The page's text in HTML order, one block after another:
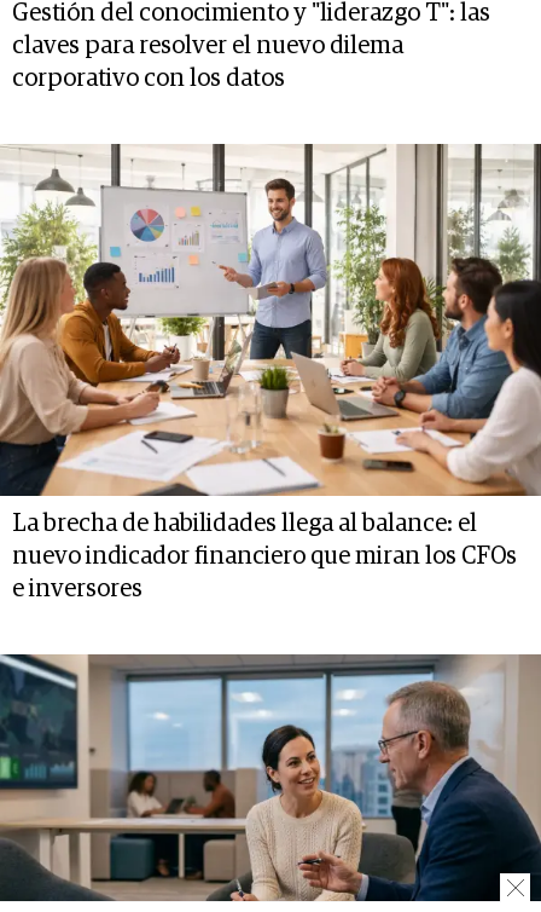
Gestión del conocimiento y "liderazgo T": las
claves para resolver el nuevo dilema
corporativo con los datos
La brecha de habilidades llega al balance: el
nuevo indicador financiero que miran los CFOs
e inversores